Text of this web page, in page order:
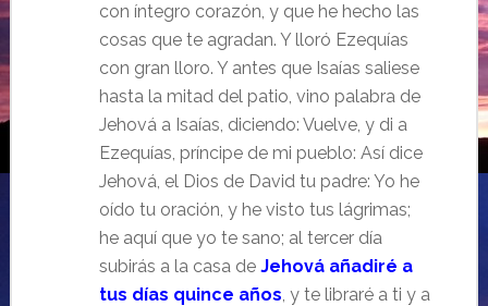
con íntegro corazón, y que he hecho las
cosas que te agradan. Y lloró Ezequías
con gran lloro. Y antes que Isaías saliese
hasta la mitad del patio, vino palabra de
Jehová a Isaías, diciendo: Vuelve, y di a
Ezequías, príncipe de mi pueblo: Así dice
Jehová, el Dios de David tu padre: Yo he
oído tu oración, y he visto tus lágrimas;
he aquí que yo te sano; al tercer día
subirás a la casa de Jehová añadiré a
tus días quince años, y te libraré a ti y a